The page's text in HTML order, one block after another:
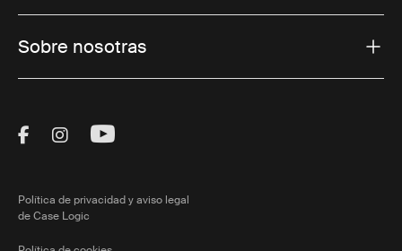
Sobre nosotras
Visit Thule on Facebook (external link)
Visit Thule on Instagram (external link)
Visit Thule on Youtube (external
Política de privacidad y aviso legal
de Case Logic